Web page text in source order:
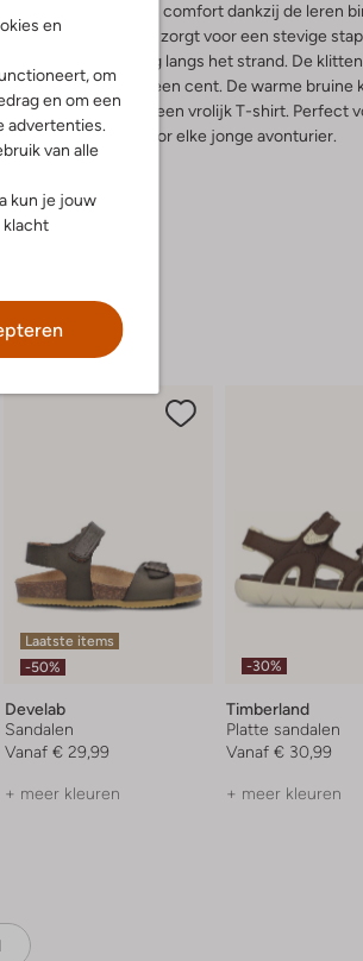
en
om
en om een
advertenties.
van alle
kun je jouw
klacht
ronde neus bieden comfort dankzij de leren
en kurken zool zorgt voor een stevige
of een wandeling langs het strand. De
een fluitje van een cent. De warme bruine
korte broek en een vrolijk T-shirt. Perfect
een must-have voor elke jonge avonturier.
Laatste items
-50%
Develab
Sandalen
Vanaf € 29,99
+ meer kleuren
-30%
Timberland
Platte sandalen
Vanaf € 30,99
+ meer kleuren